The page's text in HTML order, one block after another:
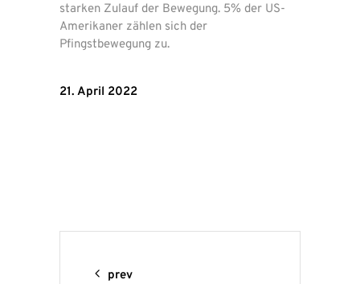
starken Zulauf der Bewegung. 5% der US-
Amerikaner zählen sich der
Pfingstbewegung zu.
21. April 2022
prev